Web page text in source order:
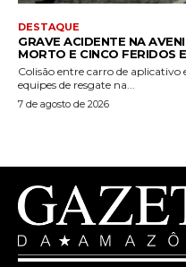
DESTAQUE
GRAVE ACIDENTE NA
MORTO E CINCO FERIDOS
Colisão entre carro de
equipes de resgate na...
7 de agosto de 2026